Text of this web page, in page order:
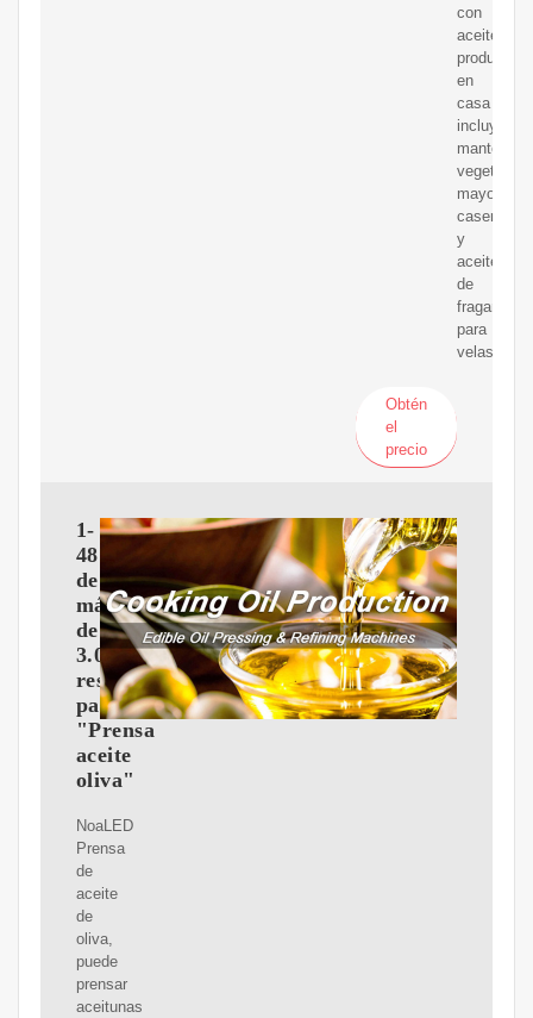
con
aceites
producidos
en
casa
incluyen
mantecas
vegetales,
mayonesa
casera,
y
aceites
de
fragancia
para
velas.
Obtén
el
precio
1-
48
de
más
de
3.000
resultados
para
"Prensa
aceite
oliva"
NoaLED
Prensa
de
aceite
de
oliva,
puede
prensar
aceitunas